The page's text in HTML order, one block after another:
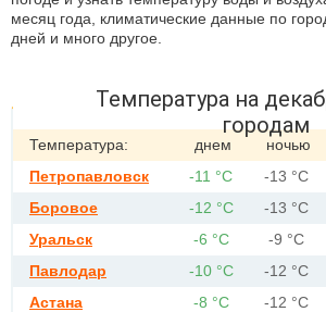
месяц года, климатические данные по
дней и много другое.
Температура на
городам
Температура: днем ночью
Петропавловск
-11 °С -13 °С
Боровое
-12 °С -13 °С
Уральск
-6 °С -9 °С
Павлодар
-10 °С -12 °С
Астана
-8 °С -12 °С